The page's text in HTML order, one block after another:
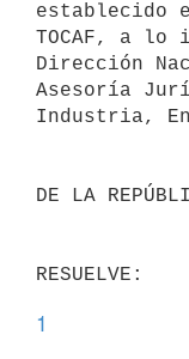
establecido
TOCAF, a lo
Dirección
Asesoría
Industria,
DE LA
1